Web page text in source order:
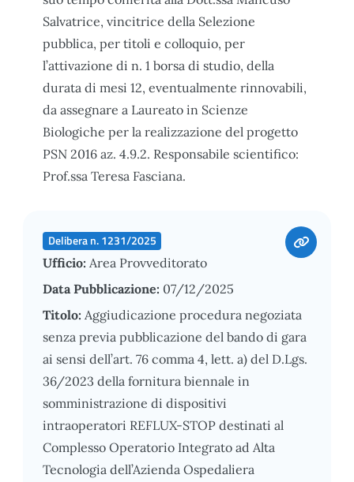
Salvatrice, vincitrice della Selezione
pubblica, per titoli e colloquio, per
l’attivazione di n. 1 borsa di studio, della
durata di mesi 12, eventualmente rinnovabili,
da assegnare a Laureato in Scienze
Biologiche per la realizzazione del progetto
PSN 2016 az. 4.9.2. Responsabile scientifico:
Prof.ssa Teresa Fasciana.
Delibera n. 1231/2025
Ufficio: Area Provveditorato
Data Pubblicazione: 07/12/2025
Titolo: Aggiudicazione procedura negoziata
senza previa pubblicazione del bando di gara
ai sensi dell’art. 76 comma 4, lett. a) del D.Lgs.
36/2023 della fornitura biennale in
somministrazione di dispositivi
intraoperatori REFLUX-STOP destinati al
Complesso Operatorio Integrato ad Alta
Tecnologia dell’Azienda Ospedaliera